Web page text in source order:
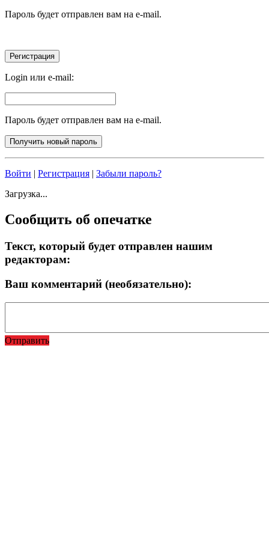
Пароль будет отправлен вам на e-mail.
Login или e-mail:
Пароль будет отправлен вам на e-mail.
Войти | Регистрация | Забыли пароль?
Загрузка...
Сообщить об опечатке
Текст, который будет отправлен нашим
редакторам:
Ваш комментарий (необязательно):
Отправить